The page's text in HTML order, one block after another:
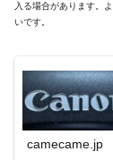
入る場合があります。
いです。
camecame.jp